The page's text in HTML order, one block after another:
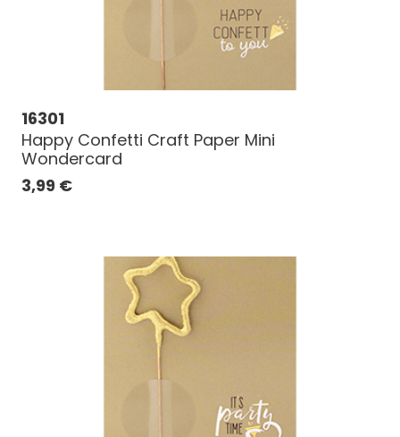
16301
Happy Confetti Craft Paper Mini
Wondercard
3,99 €